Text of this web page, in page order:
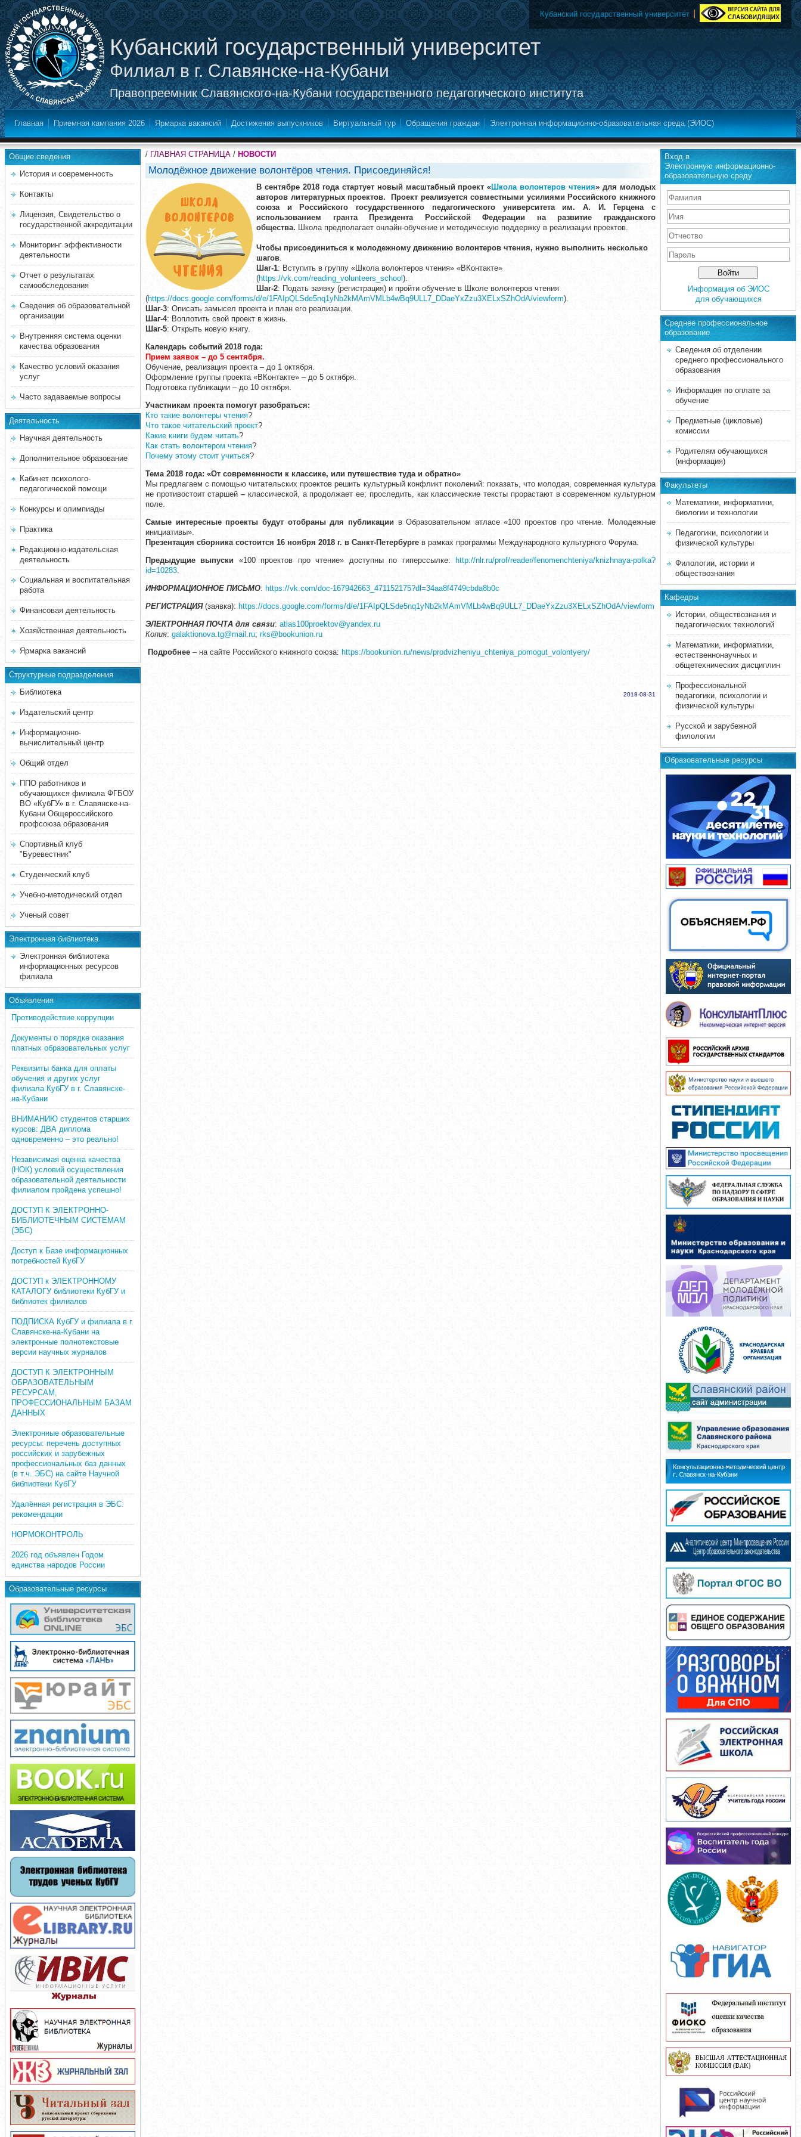
Кубанский государственный университет
Филиал в г. Славянске-на-Кубани
Правопреемник Славянского-на-Кубани государственного педагогического института
Кубанский государственный университет
Главная Приемная кампания 2026 Ярмарка вакансий Достижения выпускников Виртуальный тур Обращения граждан Электронная информационно-образовательная среда (ЭИОС)
Общие сведения
История и современность
Контакты
Лицензия, Свидетельство о
государственной аккредитации
Мониторинг эффективности
деятельности
Отчет о результатах
самообследования
Сведения об образовательной
организации
Внутренняя система оценки
качества образования
Качество условий оказания
услуг
Часто задаваемые вопросы
Деятельность
Научная деятельность
Дополнительное образование
Кабинет психолого-
педагогической помощи
Конкурсы и олимпиады
Практика
Редакционно-издательская
деятельность
Социальная и воспитательная
работа
Финансовая деятельность
Хозяйственная деятельность
Ярмарка вакансий
Структурные подразделения
Библиотека
Издательский центр
Информационно-
вычислительный центр
Общий отдел
ППО работников и
обучающихся филиала ФГБОУ
ВО «КубГУ» в г. Славянске-на-
Кубани Общероссийского
профсоюза образования
Спортивный клуб
"Буревестник"
Студенческий клуб
Учебно-методический отдел
Ученый совет
Электронная библиотека
Электронная библиотека
информационных ресурсов
филиала
Объявления
Противодействие коррупции
Документы о порядке оказания
платных образовательных услуг
Реквизиты банка для оплаты
обучения и других услуг
филиала КубГУ в г. Славянске-
на-Кубани
ВНИМАНИЮ студентов старших
курсов: ДВА диплома
одновременно – это реально!
Независимая оценка качества
(НОК) условий осуществления
образовательной деятельности
филиалом пройдена успешно!
ДОСТУП К ЭЛЕКТРОННО-
БИБЛИОТЕЧНЫМ СИСТЕМАМ
(ЭБС)
Доступ к Базе информационных
потребностей КубГУ
ДОСТУП к ЭЛЕКТРОННОМУ
КАТАЛОГУ библиотеки КубГУ и
библиотек филиалов
ПОДПИСКА КубГУ и филиала в г.
Славянске-на-Кубани на
электронные полнотекстовые
версии научных журналов
ДОСТУП К ЭЛЕКТРОННЫМ
ОБРАЗОВАТЕЛЬНЫМ
РЕСУРСАМ,
ПРОФЕССИОНАЛЬНЫМ БАЗАМ
ДАННЫХ
Электронные образовательные
ресурсы: перечень доступных
российских и зарубежных
профессиональных баз данных
(в т.ч. ЭБС) на сайте Научной
библиотеки КубГУ
Удалённая регистрация в ЭБС:
рекомендации
НОРМОКОНТРОЛЬ
2026 год объявлен Годом
единства народов России
Образовательные ресурсы
/ ГЛАВНАЯ СТРАНИЦА / НОВОСТИ
Молодёжное движение волонтёров чтения. Присоединяйся!
В сентябре 2018 года стартует новый масштабный проект «Школа волонтеров чтения» для молодых
авторов литературных проектов.
Проект реализуется совместными усилиями Российского книжного
союза и Российского государственного педагогического университета им. А. И. Герцена с
использованием гранта Президента Российской Федерации на развитие гражданского
общества. Школа предполагает онлайн-обучение и методическую поддержку в реализации проектов.
Чтобы присоединиться к молодежному движению волонтеров чтения, нужно выполнить несколько
шагов.
Шаг-1: Вступить в группу «Школа волонтеров чтения» «ВКонтакте»
(https://vk.com/reading_volunteers_school ).
Шаг-2: Подать заявку (регистрация) и пройти обучение в Школе волонтеров чтения
(https://docs.google.com/forms/d/e/1FAIpQLSde5nq1yNb2kMAmVMLb4wBq9ULL7_DDaeYxZzu3XELxSZhOdA/viewform).
Шаг-3: Описать замысел проекта и план его реализации.
Шаг-4: Воплотить свой проект в жизнь.
Шаг-5: Открыть новую книгу.
Календарь событий 2018 года:
Прием заявок – до 5 сентября.
Обучение, реализация проекта – до 1 октября.
Оформление группы проекта «ВКонтакте» – до 5 октября.
Подготовка публикации – до 10 октября.
Участникам проекта помогут разобраться:
Кто такие волонтеры чтения?
Что такое читательский проект?
Какие книги будем читать?
Как стать волонтером чтения?
Почему этому стоит учиться?
Тема 2018 года: «От современности к классике, или путешествие туда и обратно»
Мы предлагаем с помощью читательских проектов решить культурный конфликт поколений: показать, что молодая, современная культура
не противостоит старшей– классической, а продолжает ее; проследить, как классические тексты прорастают в современном культурном
поле.
Самые интересные проекты будут отобраны для публикациив Образовательном атласе «100 проектов про чтение. Молодежные
инициативы».
Презентация сборника состоится 16 ноября 2018 г. в Санкт-Петербурге в рамках программы Международного культурного Форума.
Предыдущие выпуски «100 проектов про чтение» доступны по гиперссылке:
http://nlr.ru/prof/reader/fenomenchteniya/knizhnaya-polka?
id=10283.
ИНФОРМАЦИОННОЕ ПИСЬМО: https://vk.com/doc-167942663_471152175?dl=34aa8f4749cbda8b0c
РЕГИСТРАЦИЯ(заявка): https://docs.google.com/forms/d/e/1FAIpQLSde5nq1yNb2kMAmVMLb4wBq9ULL7_DDaeYxZzu3XELxSZhOdA/viewform
ЭЛЕКТРОННАЯ ПОЧТА для связи: atlas100proektov@yandex.ru
Копия: galaktionova.tg@mail.ru; rks@bookunion.ru
Подробнее – на сайте Российского книжного союза: https://bookunion.ru/news/prodvizheniyu_chteniya_pomogut_volontyery/
2018-08-31
Вход в
Электронную информационно-
образовательную среду
Информация об ЭИОС
для обучающихся
Среднее професcиональное
образование
Сведения об отделении
среднего профессионального
образования
Информация по оплате за
обучение
Предметные (цикловые)
комиссии
Родителям обучающихся
(информация)
Факультеты
Математики, информатики,
биологии и технологии
Педагогики, психологии и
физической культуры
Филологии, истории и
обществознания
Кафедры
Истории, обществознания и
педагогических технологий
Математики, информатики,
естественнонаучных и
общетехнических дисциплин
Профессиональной
педагогики, психологии и
физической культуры
Русской и зарубежной
филологии
Образовательные ресурсы